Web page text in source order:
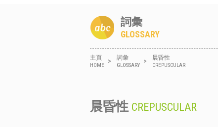
詞彙
GLOSSARY
主頁
HOME
> 詞彙
GLOSSARY
> 晨昏性
CREPUSCULAR
晨昏性 CREPUSCULAR